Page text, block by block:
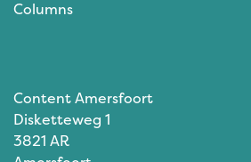
Columns
Content Amersfoort
Disketteweg 1
3821 AR